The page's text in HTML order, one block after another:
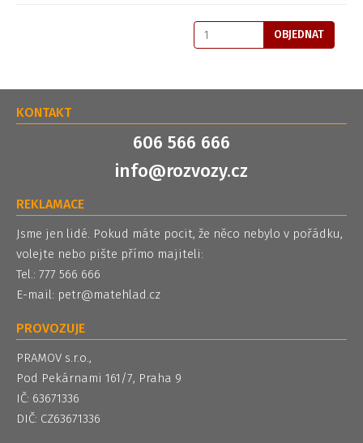
OBJEDNAT
KONTAKT
606 566 666
info@rozvozy.cz
REKLAMACE
Jsme jen lidé. Pokud máte pocit, že něco nebylo v pořádku,
volejte nebo pište přímo majiteli:
Tel.: 777 566 666
E-mail: petr@matehlad.cz
PROVOZUJE
PRAMOV s.r.o.,
Pod Pekárnami 161/7, Praha 9
IČ: 63671336
DIČ: CZ63671336